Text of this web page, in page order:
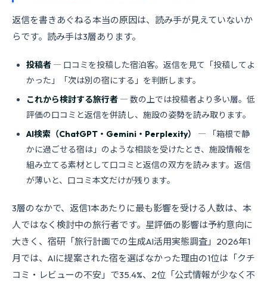
返信を書きあぐねる本当の原因は、読み手が見えていないか
らです。読み手は3層あります。
投稿者 ― 口コミを投稿した宿泊客。返信を見て「投稿してよ
かった」「次は別の宿にする」を判断します。
これから検討する旅行者 ― 数の上では投稿者より多い層。低
評価の口コミと返信を併読し、施設の姿勢を読み取ります。
AI検索（ChatGPT・Gemini・Perplexity）
― 「箱根で静
かに過ごせる宿は」のような相談を受けたとき、施設情報を
組み立てる素材として口コミと返信の双方を読みます。返信
が薄いと、口コミ本文だけが残ります。
3層のなかで、返信1本あたりに最も影響を受ける人数は、本
人ではなく検討中の旅行者です。星評価の影響は予約意向に
大きく、宿研「旅行計画での生成AI活用実態調査」2026年1
月では、AIに提案された宿を選ばなかった理由の1位は「クチ
コミ・レビューの不安」で35.4%、2位「公式情報が少なく不